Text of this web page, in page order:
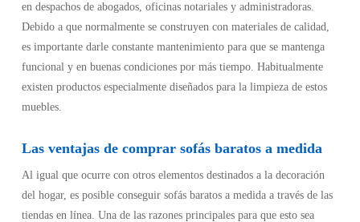
en despachos de abogados, oficinas notariales y administradoras.
Debido a que normalmente se construyen con materiales de calidad,
es importante darle constante mantenimiento para que se mantenga
funcional y en buenas condiciones por más tiempo. Habitualmente
existen productos especialmente diseñados para la limpieza de estos
muebles.
Las ventajas de comprar sofás baratos a medida
Al igual que ocurre con otros elementos destinados a la decoración
del hogar, es posible conseguir sofás baratos a medida a través de las
tiendas en línea. Una de las razones principales para que esto sea